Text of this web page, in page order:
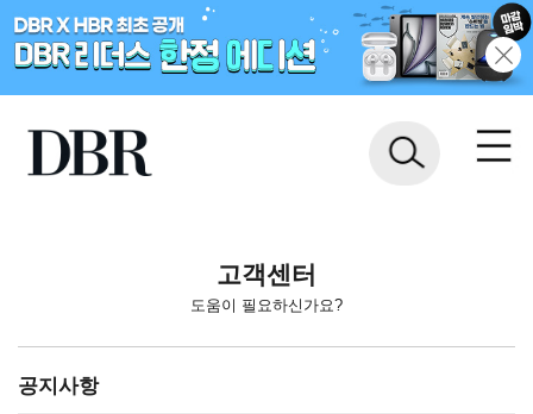
고객센터
도움이 필요하신가요?
공지사항